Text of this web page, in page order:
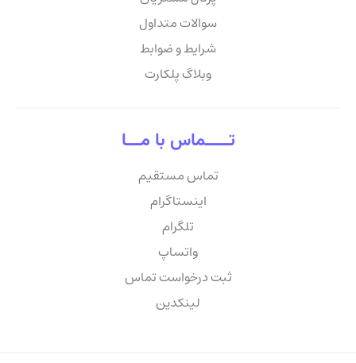
سوالات متداول
شرایط و ضوابط
وبلاگ پلکارت
تـــــماس با مـــا
تماس مستقیم
اینستاگرام
تلگرام
واتساپ
ثبت درخواست تماس
لینکدین